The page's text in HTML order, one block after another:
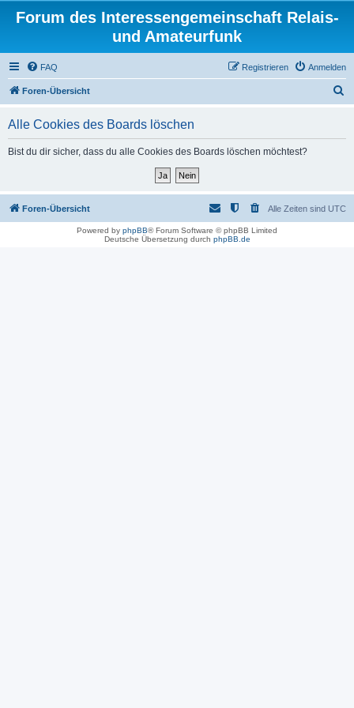
Forum des Interessengemeinschaft Relais-
und Amateurfunk
FAQ Anmelden
Registrieren
Foren-Übersicht
Alle Cookies des Boards löschen
Bist du dir sicher, dass du alle Cookies des Boards löschen möchtest?
Foren-Übersicht Alle Zeiten sind UTC
Powered by phpBB® Forum Software © phpBB Limited
Deutsche Übersetzung durch phpBB.de